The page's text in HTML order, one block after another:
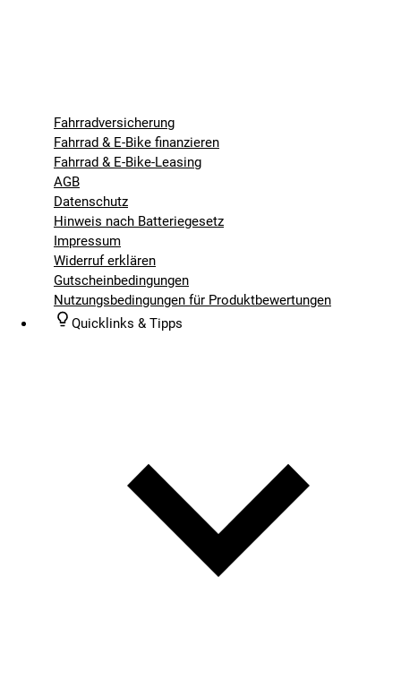
Fahrradversicherung
Fahrrad & E-Bike finanzieren
Fahrrad & E-Bike-Leasing
AGB
Datenschutz
Hinweis nach Batteriegesetz
Impressum
Widerruf erklären
Gutscheinbedingungen
Nutzungsbedingungen für Produktbewertungen
Quicklinks & Tipps